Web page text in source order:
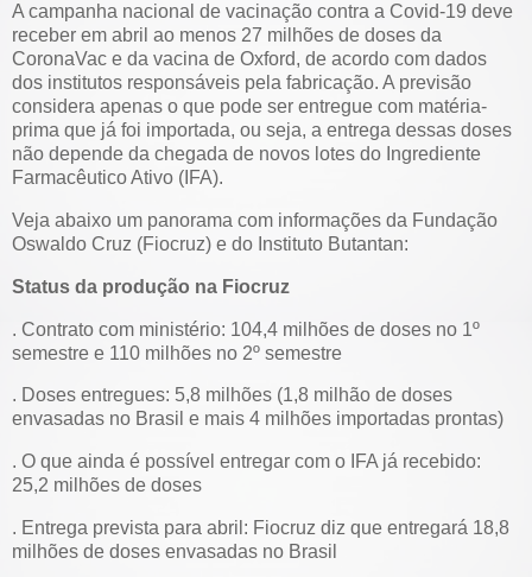
A campanha nacional de vacinação contra a Covid-19 deve
receber em abril ao menos 27 milhões de doses da
CoronaVac e da vacina de Oxford, de acordo com dados
dos institutos responsáveis pela fabricação. A previsão
considera apenas o que pode ser entregue com matéria-
prima que já foi importada, ou seja, a entrega dessas doses
não depende da chegada de novos lotes do Ingrediente
Farmacêutico Ativo (IFA).
Veja abaixo um panorama com informações da Fundação
Oswaldo Cruz (Fiocruz) e do Instituto Butantan:
Status da produção na Fiocruz
. Contrato com ministério: 104,4 milhões de doses no 1º
semestre e 110 milhões no 2º semestre
. Doses entregues: 5,8 milhões (1,8 milhão de doses
envasadas no Brasil e mais 4 milhões importadas prontas)
. O que ainda é possível entregar com o IFA já recebido:
25,2 milhões de doses
. Entrega prevista para abril: Fiocruz diz que entregará 18,8
milhões de doses envasadas no Brasil